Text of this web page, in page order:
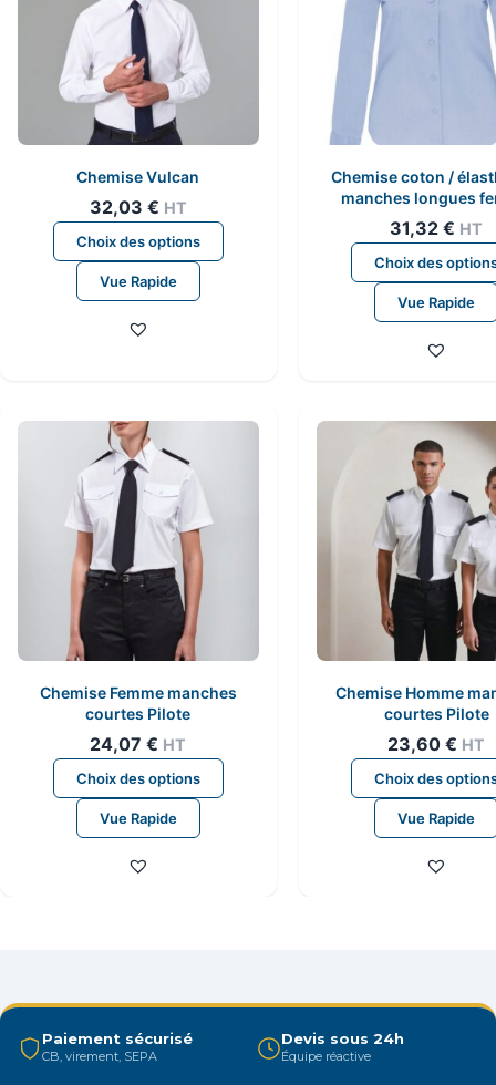
Chemise Vulcan
32,03 € HT
Choix des options
Ce
produit
peuvent
Vue Rapide
Chemise coton /
manches longues
31,32€ HT
Choix des
Vue Rapide
Chemise Femme manches
courtes Pilote
24,07€ HT
Choix des options
Ce
produit
Vue Rapide
Chemise Homme
courtes Pilote
23,60€ HT
Choix des
Vue Rapide
Paiement sécurisé
CB, virement, SEPA
Devis sous 24h
Équipe réactive